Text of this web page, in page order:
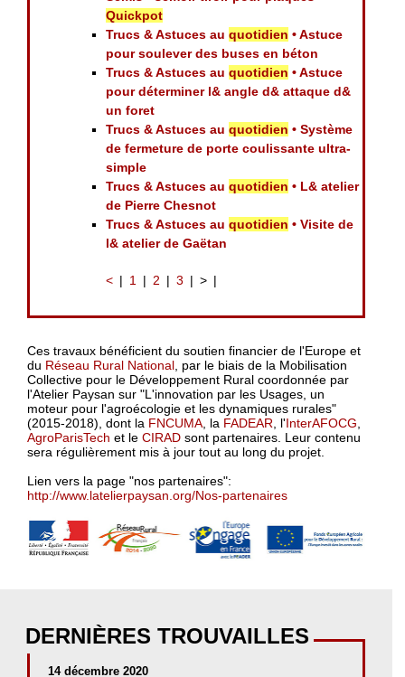
Quickpot
Trucs & Astuces auquotidien • Astuce
pour soulever des buses en béton
Trucs & Astuces auquotidien • Astuce
pour déterminer l& angle d& attaque d&
un foret
Trucs & Astuces auquotidien • Système
de fermeture de porte coulissante ultra-
simple
Trucs & Astuces auquotidien • L& atelier
de Pierre Chesnot
Trucs & Astuces auquotidien • Visite de
l& atelier de Gaëtan
< 1 2 3 >
Ces travaux bénéficient du soutien financier de l'Europe et
du Réseau Rural National, par le biais de la Mobilisation
Collective pour le Développement Rural coordonnée par
l'Atelier Paysan sur "L'innovation par les Usages, un
moteur pour l'agroécologie et les dynamiques rurales"
(2015-2018), dont la FNCUMA, la FADEAR, l'InterAFOCG,
AgroParisTech et le CIRAD sont partenaires. Leur contenu
sera régulièrement mis à jour tout au long du projet.
Lien vers la page "nos partenaires":
http://www.latelierpaysan.org/Nos-partenaires
DERNIÈRES TROUVAILLES
14 décembre 2020